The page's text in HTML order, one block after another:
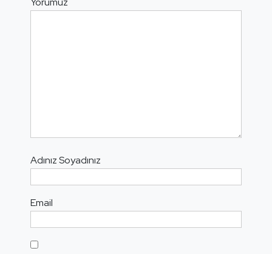
Adınız Soyadınız
Email